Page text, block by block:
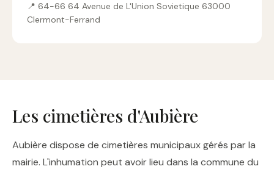
📍 64-66 64 Avenue de L'Union Sovietique 63000
Clermont-Ferrand
Les cimetières d'Aubière
Aubière dispose de cimetières municipaux gérés par la
mairie. L'inhumation peut avoir lieu dans la commune du